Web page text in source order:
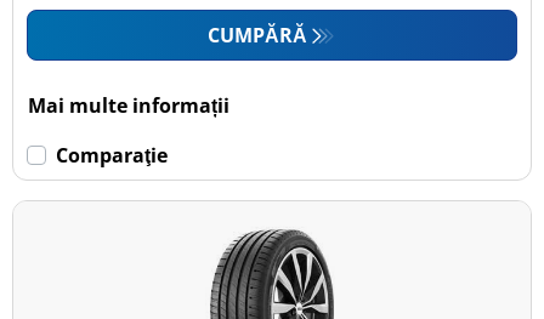
CUMPĂRĂ
Mai multe informații
Comparaţie